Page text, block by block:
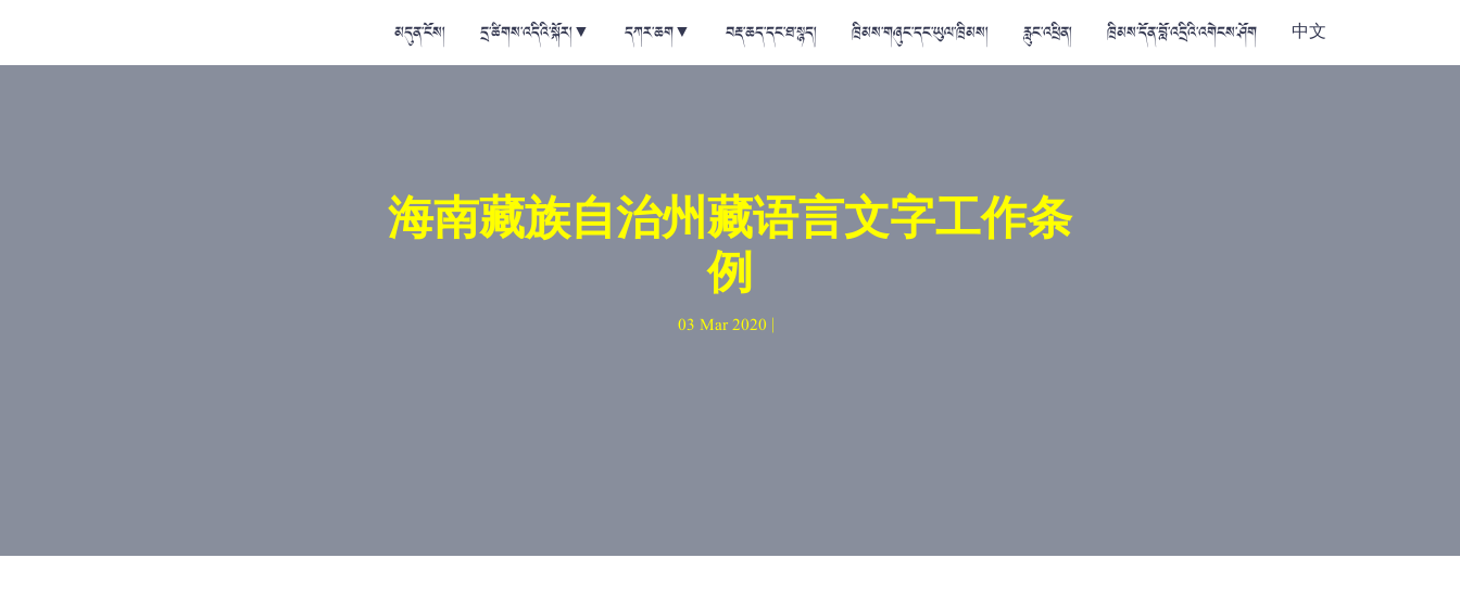
མདུན་ངོས། དྲ་ཚིགས་འདིའི་སྐོར།▼ དཀར་ཆག▼ བརྡ་ཆད་དང་ཐ་སྙད། ཁྲིམས་གཞུང་དང་ཡུལ་ཁྲིམས། རླུང་འཕྲིན། ཁྲིམས་དོན་བློ་འདྲིའི་འགེངས་ཤོག 中文
海南藏族自治州藏语言文字工作条
例
03 Mar 2020 |